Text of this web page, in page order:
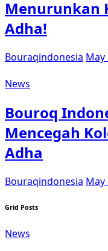
Menurunkan
Adha!
Bouraqindonesia May
News
Bouroq
Mencegah
Adha
Bouraqindonesia May
Grid Posts
News